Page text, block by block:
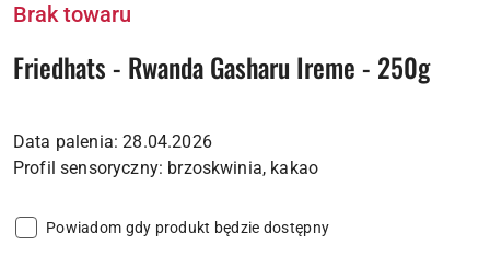
Brak towaru
Friedhats - Rwanda Gasharu Ireme - 250g
Data palenia: 28.04.2026
Powiadom gdy produkt będzie dostępny